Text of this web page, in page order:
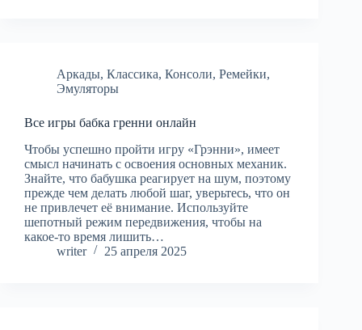
Аркады, Классика, Консоли, Ремейки,
Эмуляторы
Все игры бабка гренни онлайн
Чтобы успешно пройти игру «Грэнни», имеет
смысл начинать с освоения основных механик.
Знайте, что бабушка реагирует на шум, поэтому
прежде чем делать любой шаг, уверьтесь, что он
не привлечет её внимание. Используйте
шепотный режим передвижения, чтобы на
какое-то время лишить…
writer
25 апреля 2025